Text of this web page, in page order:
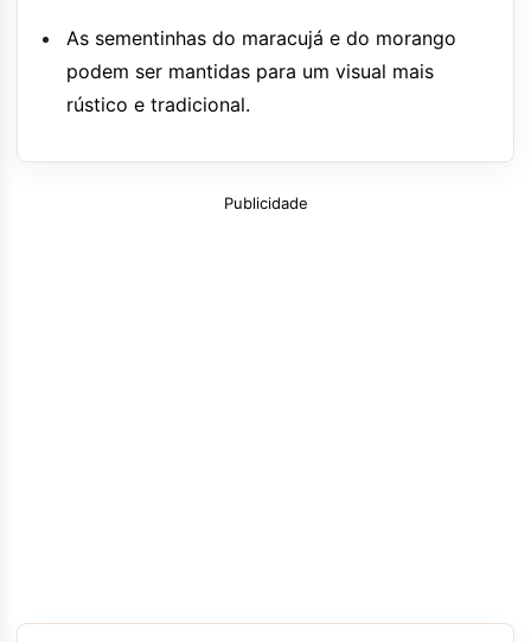
As sementinhas do maracujá e do morango
podem ser mantidas para um visual mais
rústico e tradicional.
Publicidade